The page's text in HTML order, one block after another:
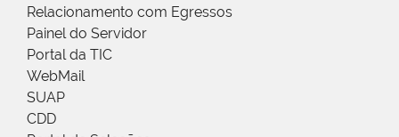
Relacionamento com Egressos
Painel do Servidor
Portal da TIC
WebMail
SUAP
CDD